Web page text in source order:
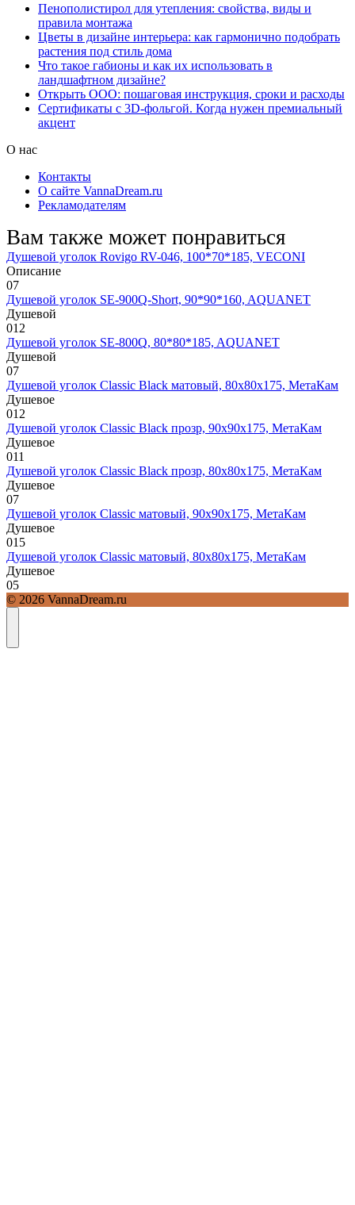
Пенополистирол для утепления: свойства, виды и
правила монтажа
Цветы в дизайне интерьера: как гармонично подобрать
растения под стиль дома
Что такое габионы и как их использовать в
ландшафтном дизайне?
Открыть ООО: пошаговая инструкция, сроки и расходы
Сертификаты с 3D-фольгой. Когда нужен премиальный
акцент
О нас
Контакты
О сайте VannaDream.ru
Рекламодателям
Вам также может понравиться
Душевой уголок Rovigo RV-046, 100*70*185, VECONI
Описание
07
Душевой уголок SE-900Q-Short, 90*90*160, AQUANET
Душевой
012
Душевой уголок SE-800Q, 80*80*185, AQUANET
Душевой
07
Душевой уголок Classic Black матовый, 80х80х175, МетаКам
Душевое
012
Душевой уголок Classic Black прозр, 90х90х175, МетаКам
Душевое
011
Душевой уголок Classic Black прозр, 80х80х175, МетаКам
Душевое
07
Душевой уголок Classic матовый, 90х90х175, МетаКам
Душевое
015
Душевой уголок Classic матовый, 80х80х175, МетаКам
Душевое
05
© 2026 VannaDream.ru